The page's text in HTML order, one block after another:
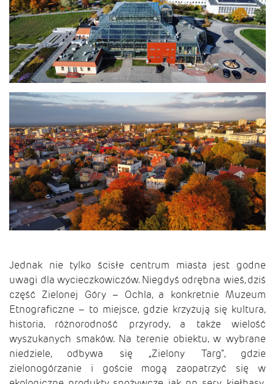
Jednak nie tylko ścisłe centrum miasta jest godne
uwagi dla wycieczkowiczów. Niegdyś odrębna wieś, dziś
część Zielonej Góry – Ochla, a konkretnie Muzeum
Etnograficzne – to miejsce, gdzie krzyżują się kultura,
historia, różnorodność przyrody, a także wielość
wyszukanych smaków. Na terenie obiektu, w wybrane
niedziele, odbywa się „Zielony Targ”, gdzie
zielonogórzanie i goście mogą zaopatrzyć się w